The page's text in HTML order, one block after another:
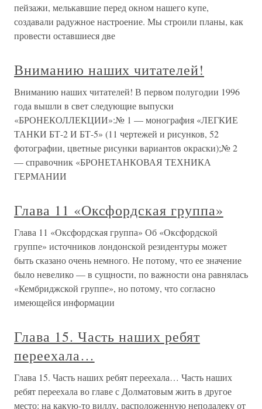
пейзажи, мелькавшие перед окном нашего купе,
создавали радужное настроение. Мы строили планы, как
провести оставшиеся две
Вниманию наших читателей!
Вниманию наших читателей! В первом полугодии 1996
года вышли в свет следующие выпуски
«БРОНЕКОЛЛЕКЦИИ»:№ 1 — монография «ЛЕГКИЕ
ТАНКИ БТ-2 И БТ-5» (11 чертежей и рисунков, 52
фотографии, цветные рисунки вариантов окраски);№ 2
— справочник «БРОНЕТАНКОВАЯ ТЕХНИКА
ГЕРМАНИИ
Глава 11 «Оксфордская группа»
Глава 11 «Оксфордская группа» Об «Оксфордской
группе» источников лондонской резидентуры может
быть сказано очень немного. Не потому, что ее значение
было невелико — в сущности, по важности она равнялась
«Кембриджской группе», но потому, что согласно
имеющейся информации
Глава 15. Часть наших ребят
переехала…
Глава 15. Часть наших ребят переехала… Часть наших
ребят переехала во главе с Долматовым жить в другое
место: на какую-то виллу, расположенную неподалеку от